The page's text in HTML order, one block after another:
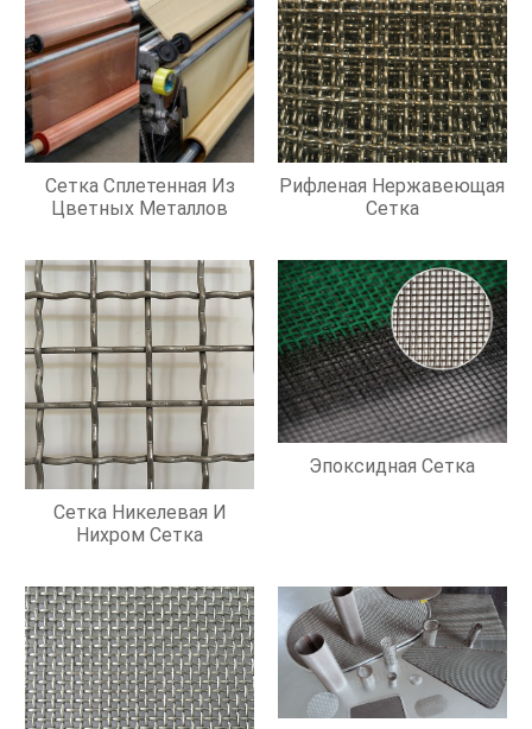
Сетка Сплетенная Из
Цветных Металлов
Рифленая Нержавеющая
Сетка
Сетка Никелевая И
Нихром Сетка
Эпоксидная Сетка